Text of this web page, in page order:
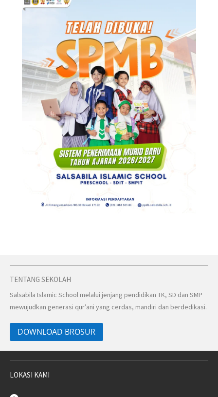
TENTANG SEKOLAH
Salsabila Islamic School melalui jenjang pendidikan TK, SD dan SMP
mewujudkan generasi qur’ani yang cerdas, mandiri dan berdedikasi.
DOWNLOAD BROSUR
LOKASI KAMI